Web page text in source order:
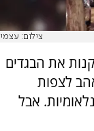
צילום: עצמי
את הבגדים
לצפות
אבל